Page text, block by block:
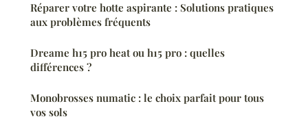
Réparer votre hotte aspirante : Solutions pratiques
aux problèmes fréquents
Dreame h15 pro heat ou h15 pro : quelles
différences ?
Monobrosses numatic : le choix parfait pour tous
vos sols